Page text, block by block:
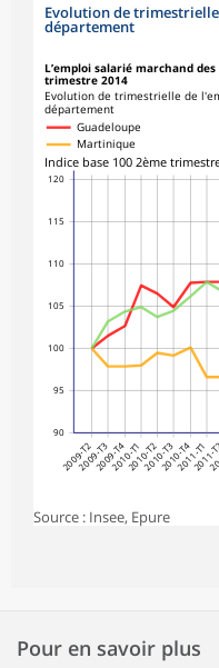
Evolution de
département
L’emploi salarié marchand
trimestre 2014
Evolution de trimestrielle de
département
90
95
100
105
110
115
120
Indice base 100 2ème
2009-T2
2009-T32009-T42010-T12010-T22010-T32010-T42011-T1
Guadeloupe
Martinique
Source : Insee, Epure
Pour en savoir plus